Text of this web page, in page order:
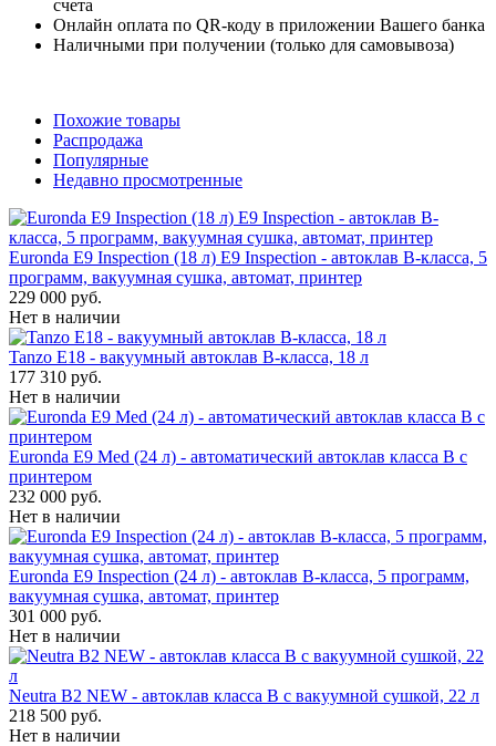
счета
Онлайн оплата по QR-коду в приложении Вашего банка
Наличными при получении (только для самовывоза)
Похожие товары
Распродажа
Популярные
Недавно просмотренные
Euronda E9 Inspection (18 л) E9 Inspection - автоклав B-класса, 5
программ, вакуумная сушка, автомат, принтер
229 000 руб.
Нет в наличии
Tanzo E18 - вакуумный автоклав B-класса, 18 л
177 310 руб.
Нет в наличии
Euronda E9 Med (24 л) - автоматический автоклав класса B с
принтером
232 000 руб.
Нет в наличии
Euronda E9 Inspection (24 л) - автоклав B-класса, 5 программ,
вакуумная сушка, автомат, принтер
301 000 руб.
Нет в наличии
Neutra B2 NEW - автоклав класса B с вакуумной сушкой, 22 л
218 500 руб.
Нет в наличии